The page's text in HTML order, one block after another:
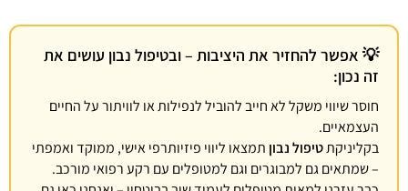
💡 אפשר להחזיר את היציבות – ובטיפול נבון עושים את
זה נכון:
חוסר שיווי משקל לא חייב להוביל לנפילות או לוויתור על החיים
העצמאיים.
בקליניקתטיפול נבון תמצאו ליווי פיזיותרפי אישי, ממוקד ואמפתי
– שמתאים גם למבוגרים וגם למטופלים עם רקע רפואי מורכב.